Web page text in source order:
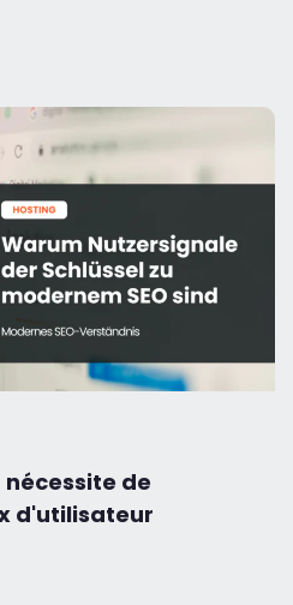
nécessite de
d'utilisateur